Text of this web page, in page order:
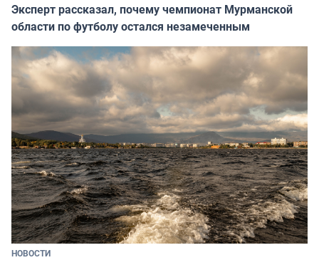
Эксперт рассказал, почему чемпионат Мурманской
области по футболу остался незамеченным
НОВОСТИ